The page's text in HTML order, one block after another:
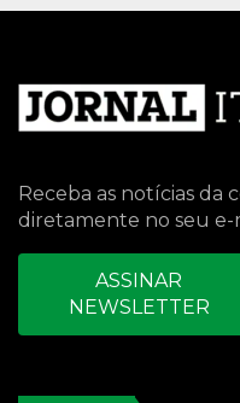
Receba as notícias da
diretamente no seu e-
ASSINAR
NEWSLETTER